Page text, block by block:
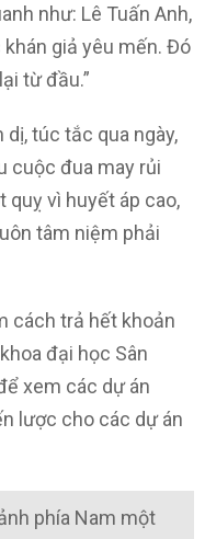
như: Lê Tuấn Anh,
giả yêu mến. Đó
từ đầu.”
dị, túc tắc qua ngày,
cuộc đua may rủi
quỵ vì huyết áp cao,
tâm niệm phải
cách trả hết khoản
đại học Sân
xem các dự án
lược cho các dự án
phía Nam một